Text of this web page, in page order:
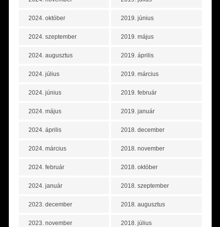
2024. október
2024. szeptember
2024. augusztus
2024. július
2024. június
2024. május
2024. április
2024. március
2024. február
2024. január
2023. december
2023. november
2019. június
2019. május
2019. április
2019. március
2019. február
2019. január
2018. december
2018. november
2018. október
2018. szeptember
2018. augusztus
2018. július